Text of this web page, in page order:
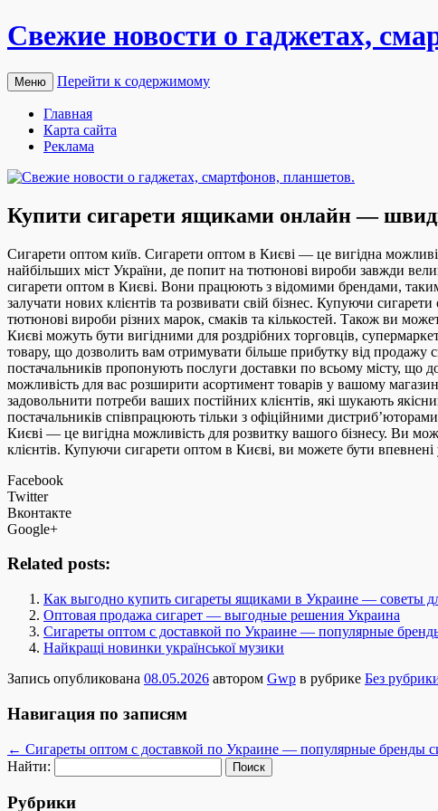
Свежие новости о гаджетах,
Меню Перейти к содержимому
Главная
Карта сайта
Реклама
Купити сигарети ящиками онлайн —
Сигaрeти oптoм київ. Сигaрeти оптом в Києві — це вигідна
найбільших міст України, де попит на тютюнові вироби завжди
сигарети оптом в Києві. Вони працюють з відомими брендами,
залучати нових клієнтів та розвивати свій бізнес. Купуючи
тютюнові вироби різних марок, смаків та кількостей. Також ви
Києві можуть бути вигідними для роздрібних торговців,
товару, що дозволить вам отримувати більше прибутку від продажу
постачальників пропонують послуги доставки по всьому місту, що
можливість для вас розширити асортимент товарів у вашому
задовольнити потреби ваших постійних клієнтів, які шукають
постачальників співпрацюють тільки з офіційними
Києві — це вигідна можливість для розвитку вашого бізнесу. Ви
клієнтів. Купуючи сигарети оптом в Києві, ви можете бути впевнені
Facebook
Twitter
Вконтакте
Google+
Related posts:
Как выгодно купить сигареты ящиками в Украине — советы
Оптовая продажа сигарет — выгодные решения Украина
Сигареты оптом с доставкой по Украине — популярные
Найкращі новинки української музики
Запись опубликована 08.05.2026 автором Gwp в рубрике Без
Навигация по записям
← Сигареты оптом с доставкой по Украине — популярные бренды
Найти:
Рубрики